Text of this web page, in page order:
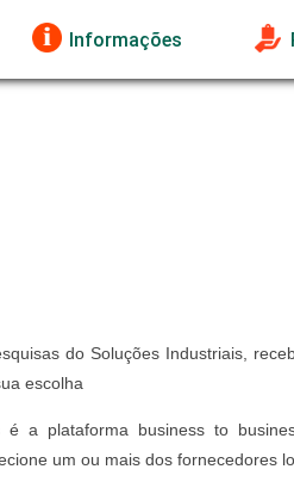
Informações
do Soluções Industriais,
escolha
é a plataforma business to
um ou mais dos fornecedores